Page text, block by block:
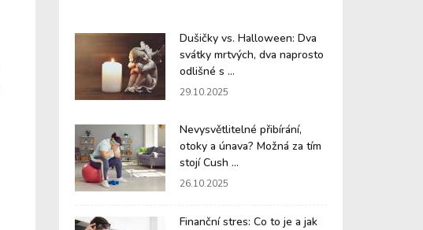
Dušičky vs. Halloween: Dva
svátky mrtvých, dva naprosto
odlišné s ...
29.10.2025
Nevysvětlitelné přibírání,
otoky a únava? Možná za tím
stojí Cush ...
26.10.2025
Finanční stres: Co to je a jak